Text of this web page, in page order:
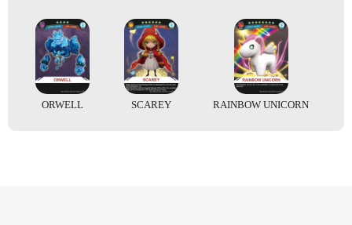
ORWELL SCAREY RAINBOW UNICORN